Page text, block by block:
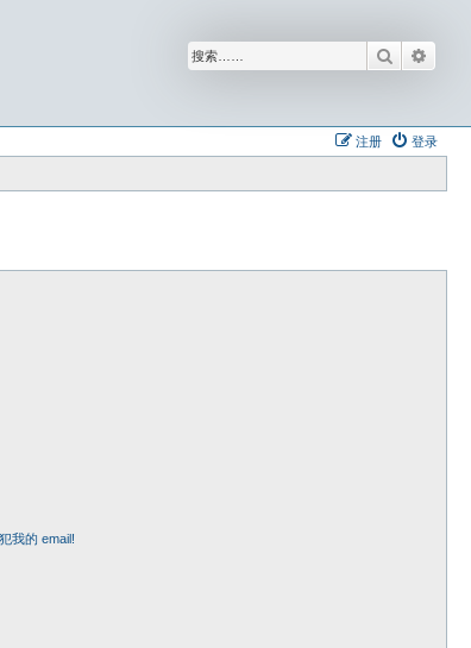
搜索
登录
注册
我的 email!